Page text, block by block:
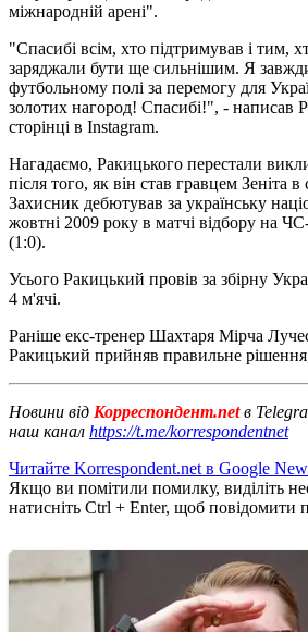
міжнародній арені".
"Спасибі всім, хто підтримував і тим,
заряджали бути ще сильнішим. Я
футбольному полі за перемогу для
золотих нагород! Спасибі!", - написав
сторінці в Instagram.
Нагадаємо, Ракицького перестали
після того, як він став гравцем Зеніта в
Захисник дебютував за українську
жовтні 2009 року в матчі відбору на
(1:0).
Усього Ракицький провів за збірну
4 м'ячі.
Раніше екс-тренер Шахтаря Мірча
Ракицький прийняв правильне
Новини від Корреспондент.netв
наш канал https://t.me/korrespondentnet
Читайте Korrespondent.net в Google
Якщо ви помітили помилку, виділіть
натисніть Ctrl + Enter, щоб повідомити